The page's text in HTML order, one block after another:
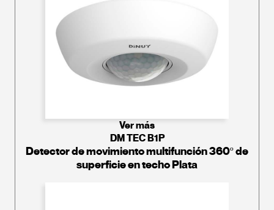
Ver más
DM TEC B1P
Detector de movimiento multifunción 360º de
superficie en techo Plata